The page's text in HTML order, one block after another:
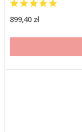
899,40 zł